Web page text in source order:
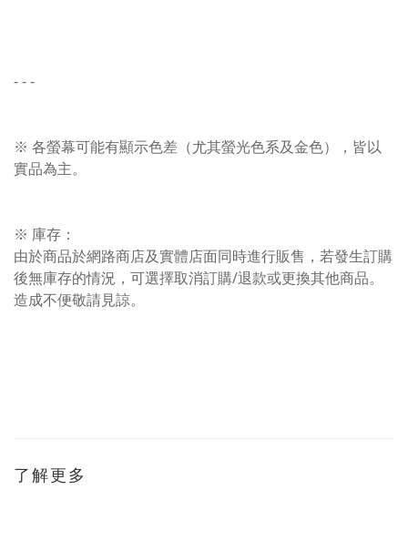
- - -
※ 各螢幕可能有顯示色差（尤其螢光色系及金色），皆以
實品為主。
※ 庫存：
由於商品於網路商店及實體店面同時進行販售，若發生訂購
後無庫存的情況，可選擇取消訂購/退款或更換其他商品。
造成不便敬請見諒。
了解更多